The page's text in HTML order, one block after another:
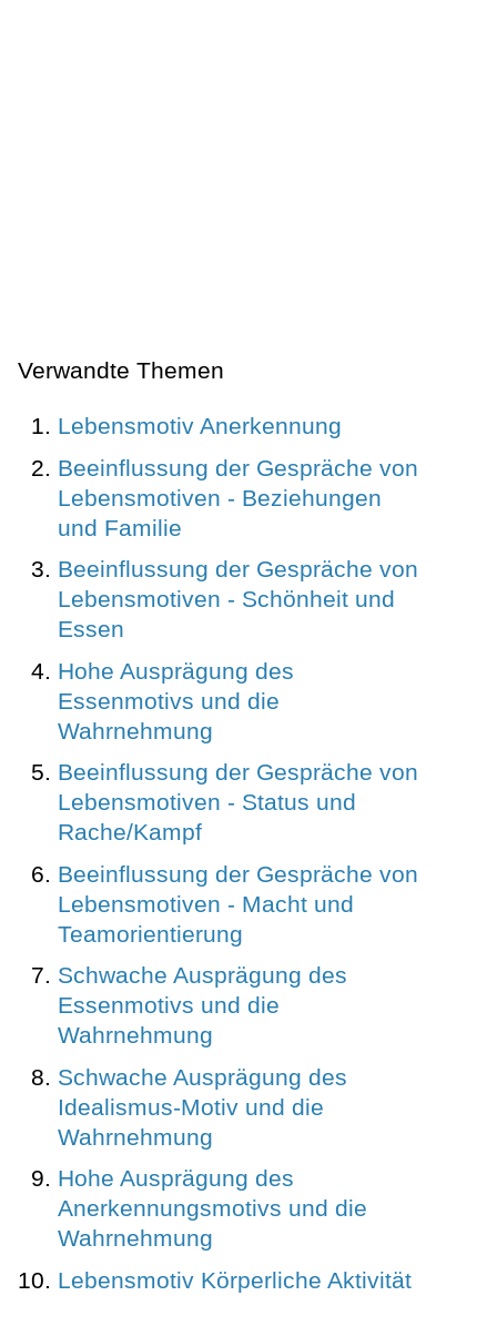
Verwandte Themen
Lebensmotiv Anerkennung
Beeinflussung der Gespräche von
Lebensmotiven - Beziehungen
und Familie
Beeinflussung der Gespräche von
Lebensmotiven - Schönheit und
Essen
Hohe Ausprägung des
Essenmotivs und die
Wahrnehmung
Beeinflussung der Gespräche von
Lebensmotiven - Status und
Rache/Kampf
Beeinflussung der Gespräche von
Lebensmotiven - Macht und
Teamorientierung
Schwache Ausprägung des
Essenmotivs und die
Wahrnehmung
Schwache Ausprägung des
Idealismus-Motiv und die
Wahrnehmung
Hohe Ausprägung des
Anerkennungsmotivs und die
Wahrnehmung
Lebensmotiv Körperliche Aktivität